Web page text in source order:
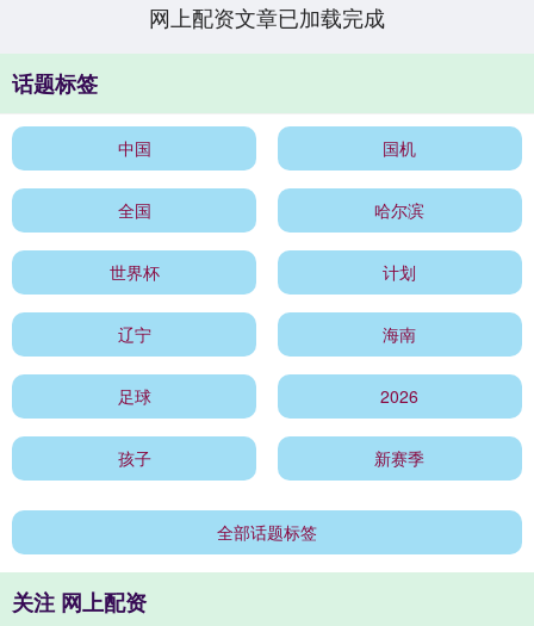
网上配资文章已加载完成
话题标签
中国 国机
全国 哈尔滨
世界杯 计划
辽宁 海南
足球 2026
孩子 新赛季
全部话题标签
关注 网上配资